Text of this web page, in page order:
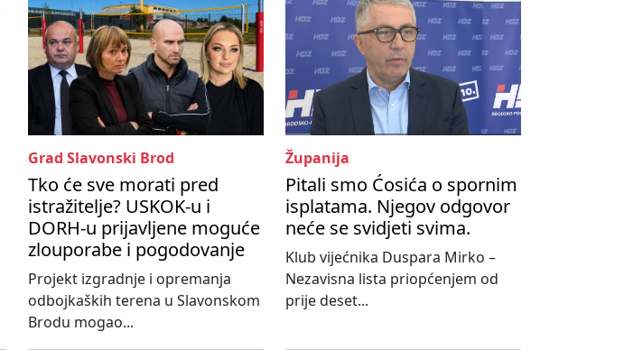
Grad Slavonski Brod
Tko će sve morati pred
istražitelje? USKOK-u i
DORH-u prijavljene moguće
zlouporabe i pogodovanje
Projekt izgradnje i opremanja
odbojkaških terena u Slavonskom
Brodu mogao...
Županija
Pitali smo Ćosića o spornim
isplatama. Njegov odgovor
neće se svidjeti svima.
Klub vijećnika Duspara Mirko –
Nezavisna lista priopćenjem od
prije deset...